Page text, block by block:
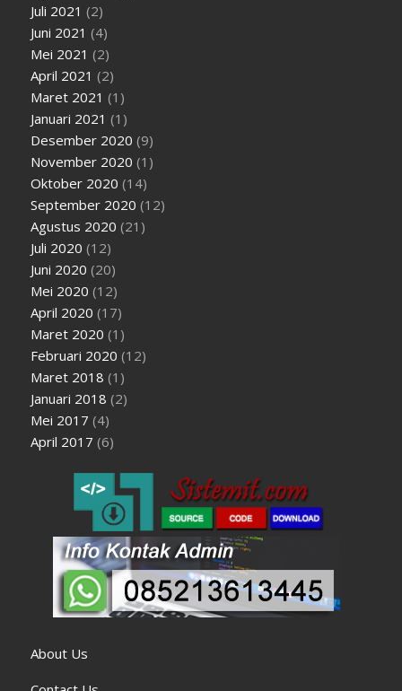
Juli 2021 (2)
Juni 2021 (4)
Mei 2021 (2)
April 2021 (2)
Maret 2021 (1)
Januari 2021 (1)
Desember 2020 (9)
November 2020 (1)
Oktober 2020 (14)
September 2020 (12)
Agustus 2020 (21)
Juli 2020 (12)
Juni 2020 (20)
Mei 2020 (12)
April 2020 (17)
Maret 2020 (1)
Februari 2020 (12)
Maret 2018 (1)
Januari 2018 (2)
Mei 2017 (4)
April 2017 (6)
About Us